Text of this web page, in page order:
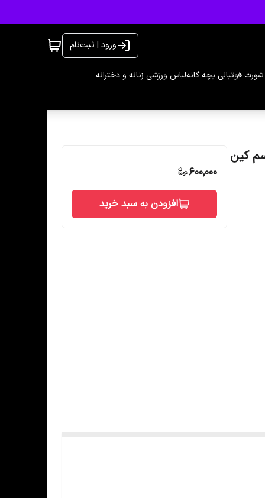
ورود | ثبت‌نام
فوتبالی بچه گانهلباس ورزشی زنانه و دخترانه
600,000
افزودن به سبد خرید